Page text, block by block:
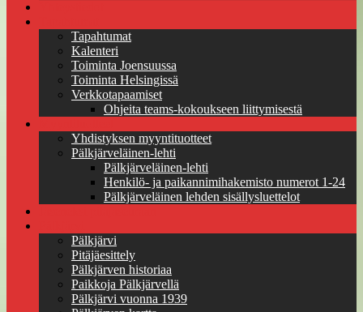
Tapahtumat
Kalenteri
Toiminta Joensuussa
Toiminta Helsingissä
Verkkotapaamiset
Ohjeita teams-kokoukseen liittymisestä
Yhdistyksen myyntituotteet
Pälkjärveläinen-lehti
Pälkjärveläinen-lehti
Henkilö- ja paikannimihakemisto numerot 1-24
Pälkjärveläinen lehden sisällysluettelot
Pälkjärvi
Pitäjäesittely
Pälkjärven historiaa
Paikkoja Pälkjärvellä
Pälkjärvi vuonna 1939